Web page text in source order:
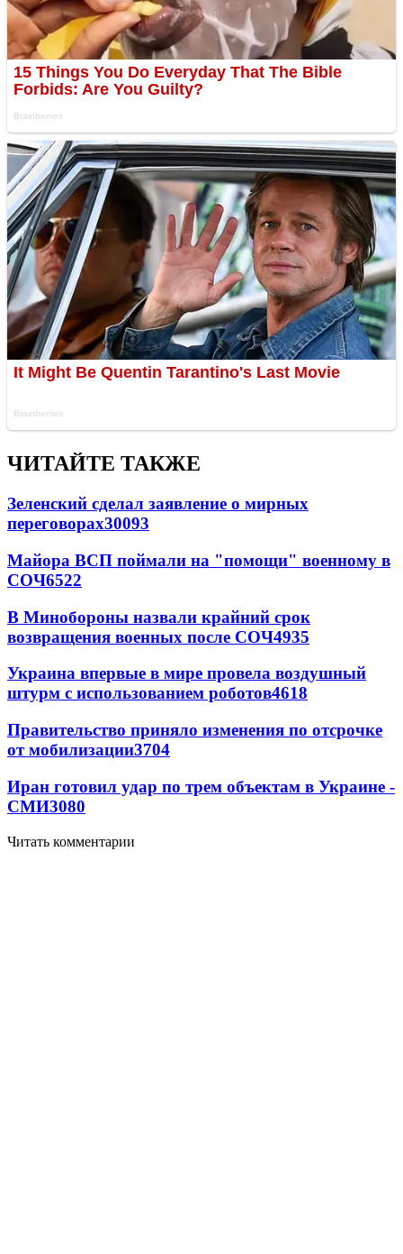
ЧИТАЙТЕ ТАКЖЕ
Зеленский сделал заявление о мирных
переговорах30093
Майора ВСП поймали на "помощи" военному в
СОЧ6522
В Минобороны назвали крайний срок
возвращения военных после СОЧ4935
Украина впервые в мире провела воздушный
штурм с использованием роботов4618
Правительство приняло изменения по отсрочке
от мобилизации3704
Иран готовил удар по трем объектам в Украине -
СМИ3080
Читать комментарии